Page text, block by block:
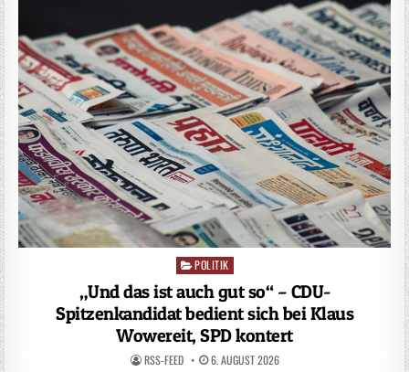
Posted
POLITIK
„Und das ist auch gut so“ – CDU-
Spitzenkandidat bedient sich bei Klaus
Wowereit, SPD kontert
RSS-FEED 6. AUGUST 2026